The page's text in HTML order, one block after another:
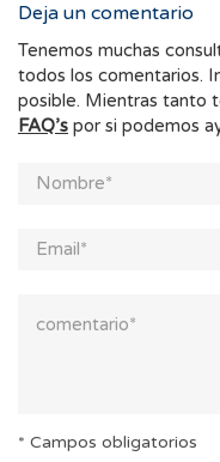
Deja un comentario
Tenemos muchas
todos los comentarios.
posible. Mientras tanto
FAQ’s por si podemos
* Campos obligatorios